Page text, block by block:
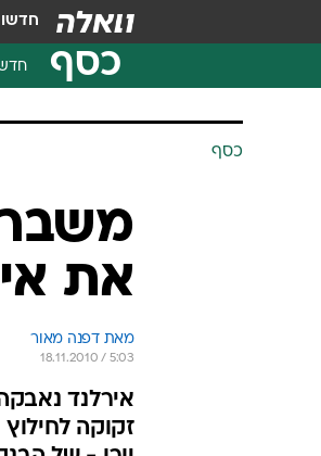
כסף
כסף
משבר
את
מאת דפנה מאור
18.11.2010 / 5:03
אירלנד